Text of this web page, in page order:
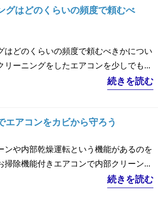
グはどのくらいの頻度で頼むべ
はどのくらいの頻度で頼むべきかについ
リーニングをしたエアコンを少しでも...
続きを読む
エアコンをカビから守ろう
ンや内部乾燥運転という機能があるのを
掃除機能付きエアコンで内部クリーン...
続きを読む